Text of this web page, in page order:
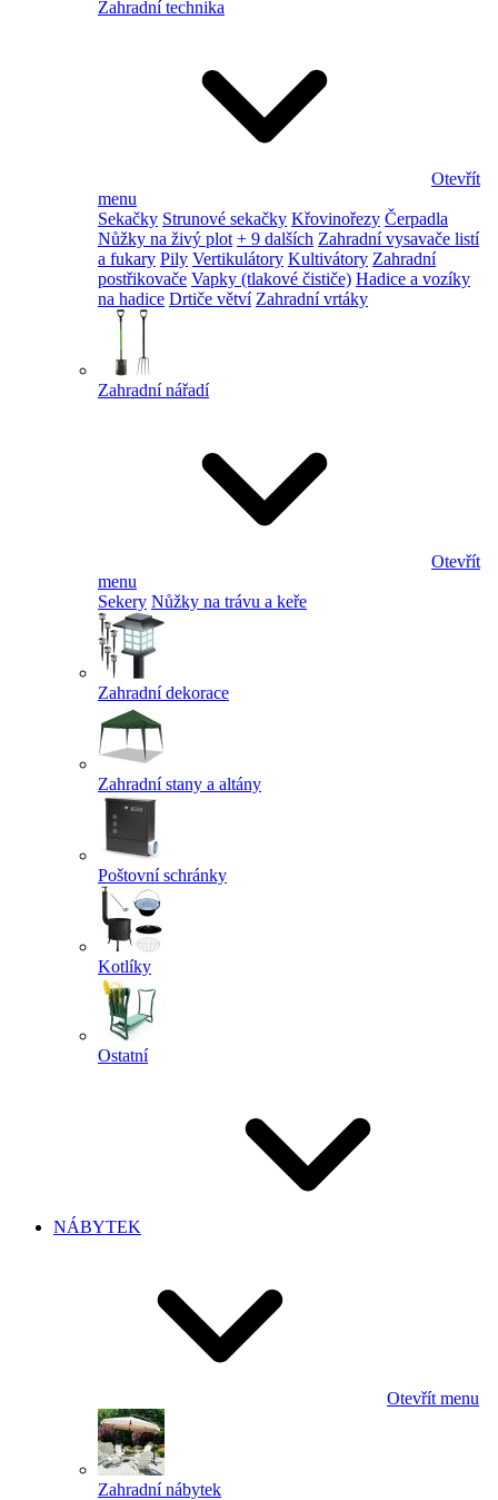
Zahradní technika
Otevřít
menu
Sekačky Strunové sekačky Křovinořezy Čerpadla
Nůžky na živý plot + 9 dalších Zahradní vysavače listí
a fukary Pily Vertikulátory Kultivátory Zahradní
postřikovače Vapky (tlakové čističe) Hadice a vozíky
na hadice Drtiče větví Zahradní vrtáky
Zahradní nářadí
Otevřít
menu
Sekery Nůžky na trávu a keře
Zahradní dekorace
Zahradní stany a altány
Poštovní schránky
Kotlíky
Ostatní
NÁBYTEK
Otevřít menu
Zahradní nábytek